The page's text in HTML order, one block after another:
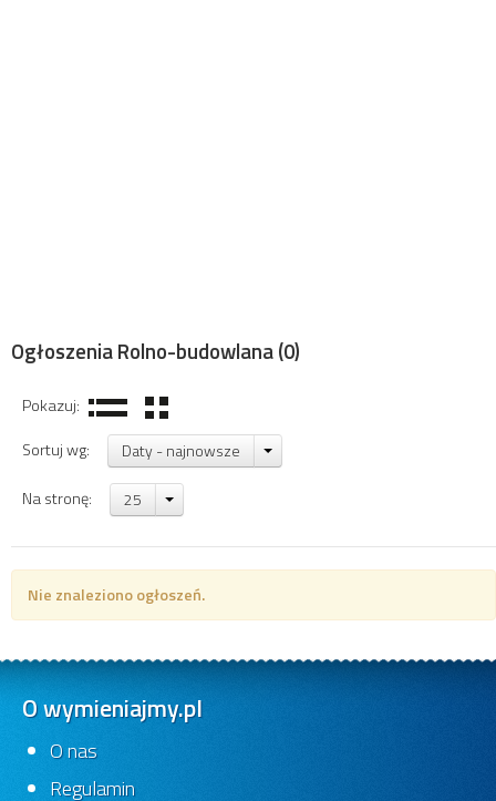
Ogłoszenia Rolno-budowlana(0)
Pokazuj:
Sortuj wg:
Daty - najnowsze
Na stronę: 25
Nie znaleziono ogłoszeń.
O wymieniajmy.pl
O nas
Regulamin